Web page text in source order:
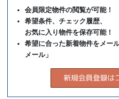
会員限定物件の閲覧が可能！
希望条件、チェック履歴、
お気に入り物件を保存可能！
希望に合った新着物件をメー
メール」